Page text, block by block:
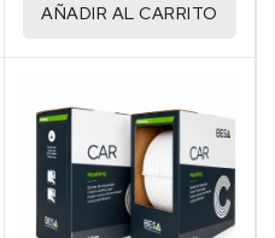
AÑADIR AL CARRITO